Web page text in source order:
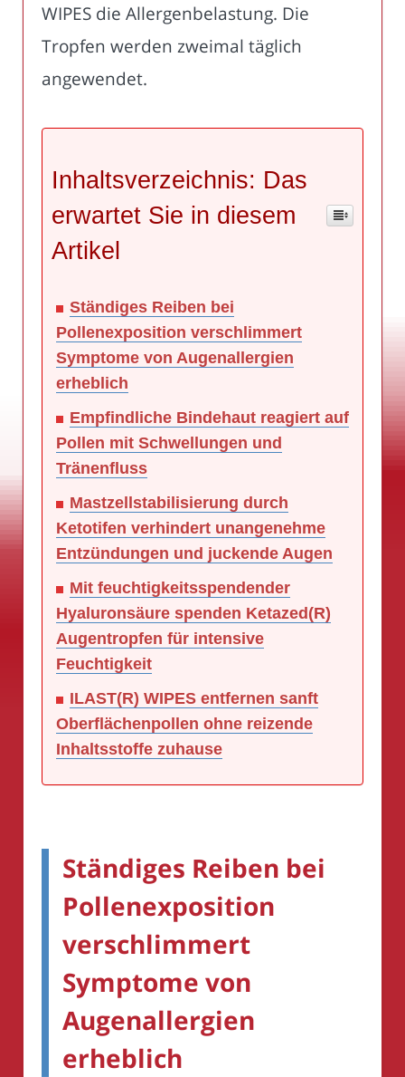
WIPES die Allergenbelastung. Die
Tropfen werden zweimal täglich
angewendet.
Inhaltsverzeichnis: Das
erwartet Sie in diesem
Artikel
Ständiges Reiben bei
Pollenexposition verschlimmert
Symptome von Augenallergien
erheblich
Empfindliche Bindehaut reagiert auf
Pollen mit Schwellungen und
Tränenfluss
Mastzellstabilisierung durch
Ketotifen verhindert unangenehme
Entzündungen und juckende Augen
Mit feuchtigkeitsspendender
Hyaluronsäure spenden Ketazed(R)
Augentropfen für intensive
Feuchtigkeit
ILAST(R) WIPES entfernen sanft
Oberflächenpollen ohne reizende
Inhaltsstoffe zuhause
Ständiges Reiben bei
Pollenexposition
verschlimmert
Symptome von
Augenallergien
erheblich